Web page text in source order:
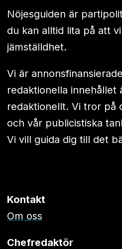
Nöjesguiden är
du kan alltid lita på att
jämställdhet.
Vi är
redaktionella innehållet
redaktionellt. Vi tror på
och vår publicistiska
Vi vill guida dig till det
Kontakt
Om oss
Chefredaktör